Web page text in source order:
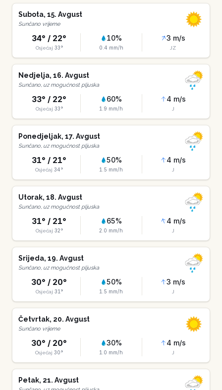
Subota, 15. Avgust
Sunčano vrijeme
34° / 22°
Osjećaj 33°
10%
0.4 mm/h
3 m/s
JZ
Nedjelja, 16. Avgust
Sunčano, uz mogućnost pljuska
33° / 22°
Osjećaj 33°
60%
1.9 mm/h
4 m/s
J
Ponedjeljak, 17. Avgust
Sunčano, uz mogućnost pljuska
31° / 21°
Osjećaj 34°
50%
1.5 mm/h
4 m/s
J
Utorak, 18. Avgust
Sunčano, uz mogućnost pljuska
31° / 21°
Osjećaj 32°
65%
2.0 mm/h
4 m/s
J
Srijeda, 19. Avgust
Sunčano, uz mogućnost pljuska
30° / 20°
Osjećaj 31 °
50%
1.5 mm/h
3 m/s
J
Četvrtak, 20. Avgust
Sunčano vrijeme
30° / 20°
Osjećaj 30°
30%
1.0 mm/h
4 m/s
J
Petak, 21. Avgust